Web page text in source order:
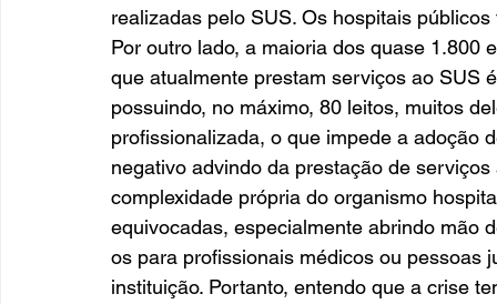
realizadas pelo SUS. Os hospitais
Por outro lado, a maioria dos quase
que atualmente prestam serviços ao SUS
possuindo, no máximo, 80 leitos, muitos
profissionalizada, o que impede a adoção
negativo advindo da prestação de
complexidade própria do organismo
equivocadas, especialmente abrindo mão
os para profissionais médicos ou
instituição. Portanto, entendo que a crise